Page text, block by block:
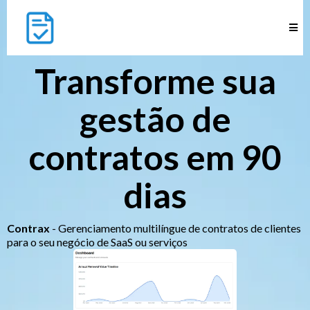
Transforme sua
gestão de
contratos em 90
dias
Contrax - Gerenciamento multilíngue de contratos de clientes
para o seu negócio de SaaS ou serviços